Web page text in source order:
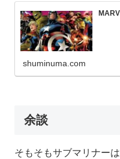
shuminuma.com
余談
そもそもサブマリナー